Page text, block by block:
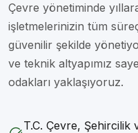
Çevre yönetiminde
işletmelerinizin tüm
güvenilir şekilde
ve teknik altyapımız
odakları yaklaşıyoruz.
T.C. Çevre, Şehircilik